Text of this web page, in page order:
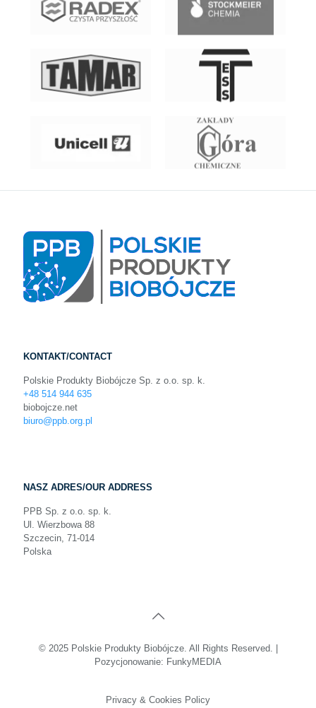
KONTAKT/CONTACT
Polskie Produkty Biobójcze Sp. z o.o. sp. k.
+48 514 944 635
biobojcze.net
biuro@ppb.org.pl
NASZ ADRES/OUR ADDRESS
PPB Sp. z o.o. sp. k.
Ul. Wierzbowa 88
Szczecin, 71-014
Polska
© 2025 Polskie Produkty Biobójcze. All Rights Reserved. |
Pozycjonowanie: FunkyMEDIA
Privacy & Cookies Policy